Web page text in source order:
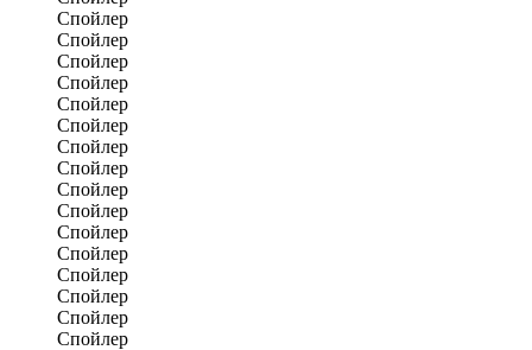
Спойлер
Спойлер
Спойлер
Спойлер
Спойлер
Спойлер
Спойлер
Спойлер
Спойлер
Спойлер
Спойлер
Спойлер
Спойлер
Спойлер
Спойлер
Спойлер